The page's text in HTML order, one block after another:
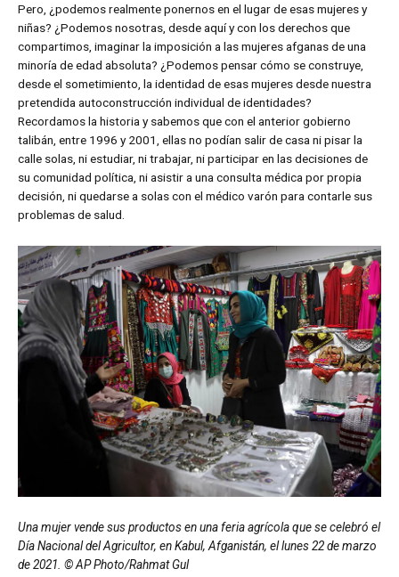
Pero, ¿podemos realmente ponernos en el lugar de esas mujeres y
niñas? ¿Podemos nosotras, desde aquí y con los derechos que
compartimos, imaginar la imposición a las mujeres afganas de una
minoría de edad absoluta? ¿Podemos pensar cómo se construye,
desde el sometimiento, la identidad de esas mujeres desde nuestra
pretendida autoconstrucción individual de identidades?
Recordamos la historia y sabemos que con el anterior gobierno
talibán, entre 1996 y 2001, ellas no podían salir de casa ni pisar la
calle solas, ni estudiar, ni trabajar, ni participar en las decisiones de
su comunidad política, ni asistir a una consulta médica por propia
decisión, ni quedarse a solas con el médico varón para contarle sus
problemas de salud.
Una mujer vende sus productos en una feria agrícola que se celebró el
Día Nacional del Agricultor, en Kabul, Afganistán, el lunes 22 de marzo
de 2021. © AP Photo/Rahmat Gul